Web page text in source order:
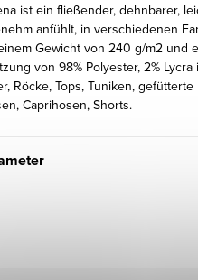
ist ein fließender, dehnbarer,
anfühlt, in verschiedenen
Gewicht von 240 g/m2 und
von 98% Polyester, 2%
Röcke, Tops, Tuniken,
Caprihosen, Shorts.